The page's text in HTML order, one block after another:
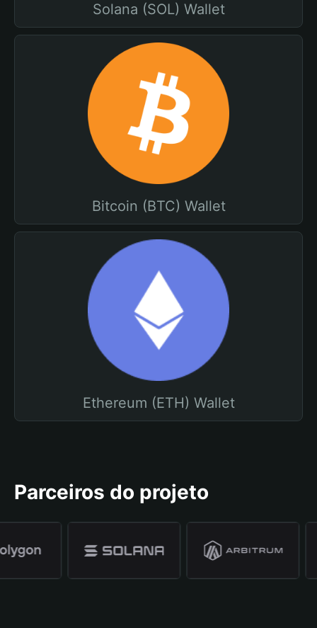
Solana (SOL) Wallet
Bitcoin (BTC) Wallet
Ethereum (ETH) Wallet
Parceiros do projeto